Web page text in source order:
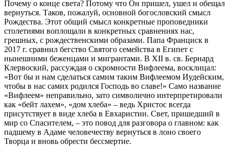
Почему о конце света? Потому что Он пришел, ушел и обещал
вернуться. Таков, пожалуй, основной богословский смысл
Рождества. Этот общий смысл конкретные проповедники
столетиями воплощали в конкретных сравнениях нас,
грешных, с рождественскими образами. Папа Франциск в
2017 г. сравнил бегство Святого семейства в Египет с
нынешними беженцами и мигрантами. В XII в. св. Бернард
Клервоский, рассуждая о скромности Вифлеема, восклицал:
«Вот бы и нам сделаться самим таким Вифлеемом Иудейским,
чтобы в нас самих родился Господь во славе!» Само название
«Вифлеем» неправильно, зато символично интерпретировали
как «бейт лахем», «дом хлеба» – ведь Христос всегда
присутствует в виде хлеба в Евхаристии. Свет, пришедший в
мир со Спасителем, – это повод для разговора о главном: как
падшему в Адаме человечеству вернуться в лоно своего
Творца и вновь обрести бессмертие.